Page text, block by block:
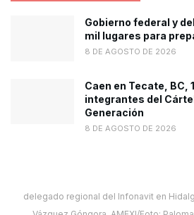
Gobierno federal y
mil lugares para
8 DE AGOSTO DE 2026
Caen en Tecate, BC,
integrantes del
Generación
8 DE AGOSTO DE 2026
delegado regional del Infonavit en